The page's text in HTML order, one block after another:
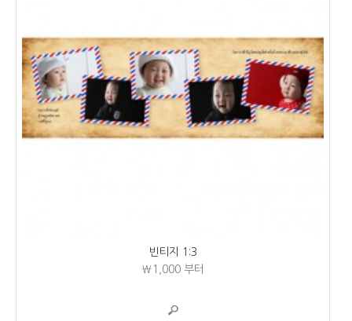
빈티지 1:3
₩1,000부터